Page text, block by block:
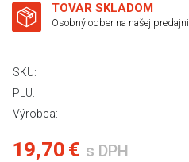
TOVAR SKLADOM
Osobný odber na našej predajni
SKU:
PLU:
Výrobca:
19,70 € s DPH